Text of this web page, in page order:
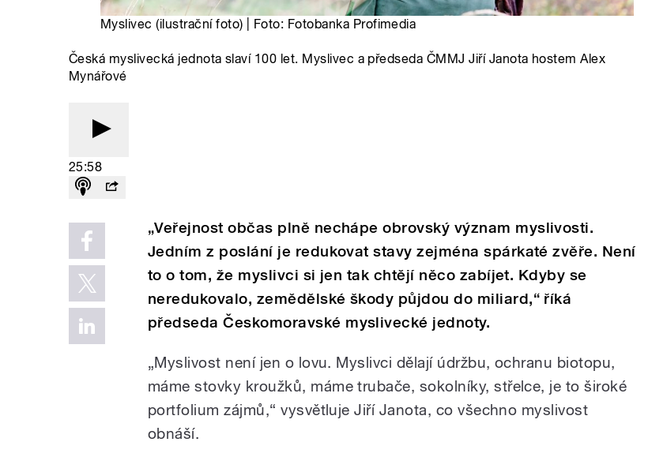
Myslivec (ilustrační foto) | Foto: Fotobanka Profimedia
Česká myslivecká jednota slaví 100 let. Myslivec a předseda ČMMJ Jiří Janota hostem Alex
Mynářové
25:58
„Veřejnost občas plně nechápe obrovský význam myslivosti.
Jedním z poslání je redukovat stavy zejména spárkaté zvěře. Není
to o tom, že myslivci si jen tak chtějí něco zabíjet. Kdyby se
neredukovalo, zemědělské škody půjdou do miliard,“ říká
předseda Českomoravské myslivecké jednoty.
„Myslivost není jen o lovu. Myslivci dělají údržbu, ochranu biotopu,
máme stovky kroužků, máme trubače, sokolníky, střelce, je to široké
portfolium zájmů,“ vysvětluje Jiří Janota, co všechno myslivost
obnáší.